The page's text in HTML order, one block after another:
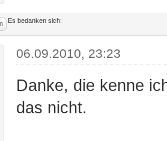
Es bedanken sich:
06.09.2010, 23:23
Danke, die kenne
das nicht.